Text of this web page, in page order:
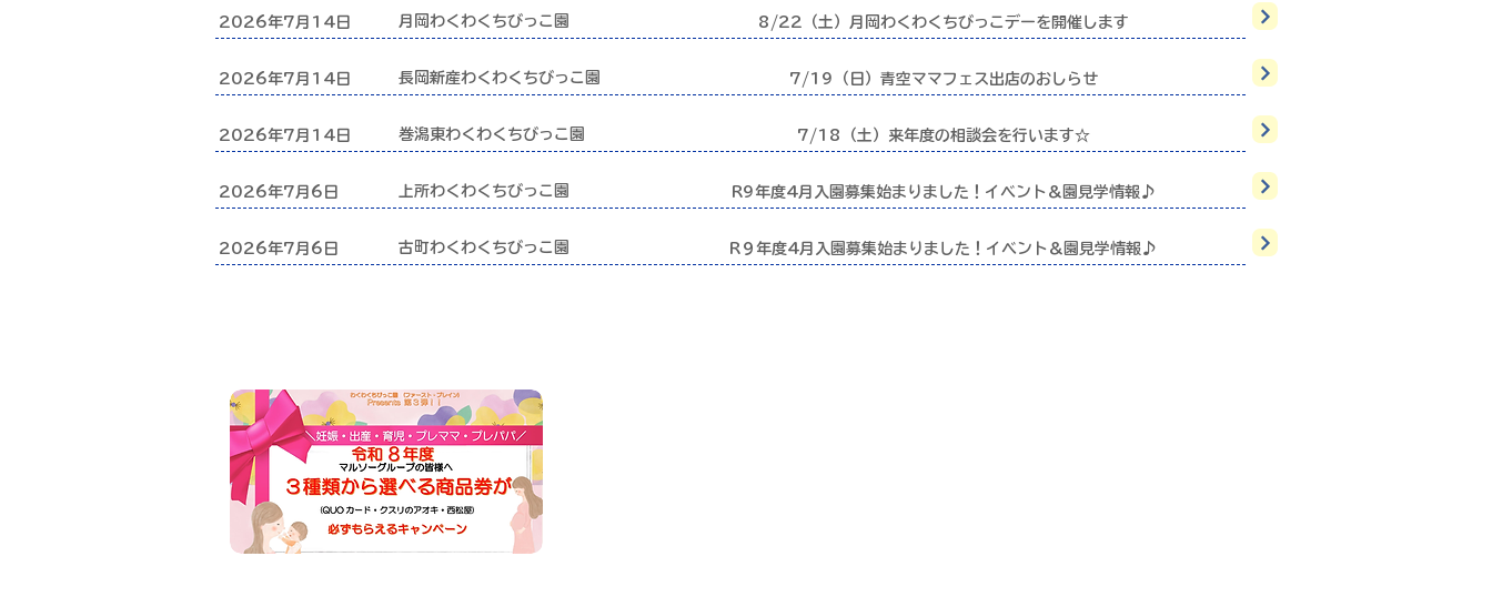
2026年7月14日 月岡わくわくちびっこ園 8/22（土）月岡わくわくちびっこデーを開催します
2026年7月14日 長岡新産わくわくちびっこ園 7/19（日）青空ママフェス出店のおしらせ
2026年7月14日 巻潟東わくわくちびっこ園 7/18（土）来年度の相談会を行います☆
2026年7月6日 上所わくわくちびっこ園 R9年度4月入園募集始まりました！イベント＆園見学情報♪
2026年7月6日 古町わくわくちびっこ園 R９年度4月入園募集始まりました！イベント＆園見学情報♪